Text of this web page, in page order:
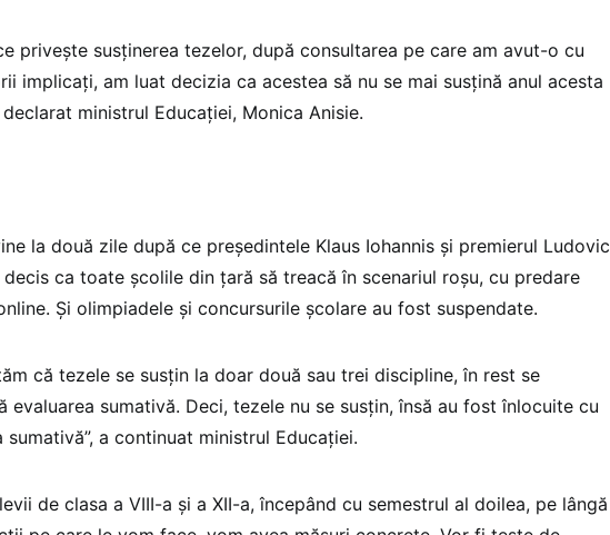
privește susținerea tezelor, după consultarea pe care am avut-o cu
implicați, am luat decizia ca acestea să nu se mai susțină anul acesta
declarat ministrul Educației, Monica Anisie.
la două zile după ce președintele Klaus Iohannis și premierul Ludovic
decis ca toate școlile din țară să treacă în scenariul roșu, cu predare
Și olimpiadele și concursurile școlare au fost suspendate.
că tezele se susțin la doar două sau trei discipline, în rest se
evaluarea sumativă. Deci, tezele nu se susțin, însă au fost înlocuite cu
sumativă”, a continuat ministrul Educației.
de clasa a VIII-a și a XII-a, începând cu semestrul al doilea, pe lângă